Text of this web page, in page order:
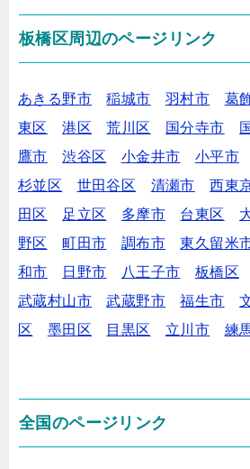
板橋区周辺のページリンク
あきる野市 稲城市 羽村市 葛
東区
港区 荒川区 国分寺市
鷹市
渋谷区 小金井市 小平市
杉並区
世田谷区 清瀬市 西東
田区
足立区 多摩市 台東区
野区
町田市 調布市 東久留米
和市
日野市 八王子市 板橋区
武蔵村山市
武蔵野市 福生市
区
墨田区 目黒区 立川市 練
全国のページリンク